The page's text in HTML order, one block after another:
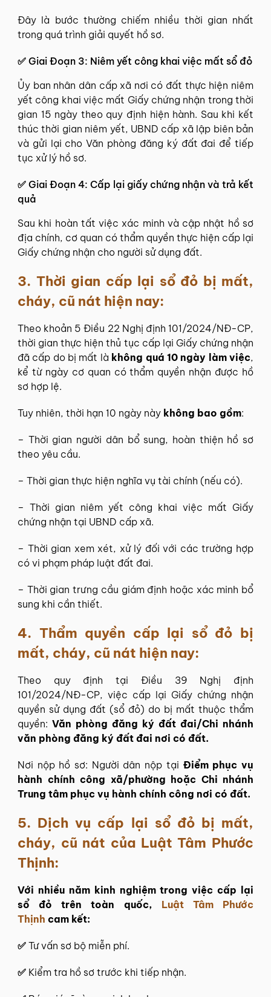
Đây là bước thường chiếm nhiều thời gian nhất
trong quá trình giải quyết hồ sơ.
✅ Giai Đoạn 3: Niêm yết công khai việc mất sổ đỏ
Ủy ban nhân dân cấp xã nơi có đất thực hiện niêm
yết công khai việc mất Giấy chứng nhận trong thời
gian 15 ngày theo quy định hiện hành. Sau khi kết
thúc thời gian niêm yết, UBND cấp xã lập biên bản
và gửi lại cho Văn phòng đăng ký đất đai để tiếp
tục xử lý hồ sơ.
✅ Giai Đoạn 4: Cấp lại giấy chứng nhận và trả kết
quả
Sau khi hoàn tất việc xác minh và cập nhật hồ sơ
địa chính, cơ quan có thẩm quyền thực hiện cấp lại
Giấy chứng nhận cho người sử dụng đất.
3. Thời gian cấp lại sổ đỏ bị mất,
cháy, cũ nát hiện nay:
Theo khoản 5 Điều 22 Nghị định 101/2024/NĐ-CP,
thời gian thực hiện thủ tục cấp lại Giấy chứng nhận
đã cấp do bị mất là không quá 10 ngày làm việc,
kể từ ngày cơ quan có thẩm quyền nhận được hồ
sơ hợp lệ.
Tuy nhiên, thời hạn 10 ngày này không bao gồm:
– Thời gian người dân bổ sung, hoàn thiện hồ sơ
theo yêu cầu.
– Thời gian thực hiện nghĩa vụ tài chính (nếu có).
– Thời gian niêm yết công khai việc mất Giấy
chứng nhận tại UBND cấp xã.
– Thời gian xem xét, xử lý đối với các trường hợp
có vi phạm pháp luật đất đai.
– Thời gian trưng cầu giám định hoặc xác minh bổ
sung khi cần thiết.
4. Thẩm quyền cấp lại sổ đỏ bị
mất, cháy, cũ nát hiện nay:
Theo quy định tại Điều 39 Nghị định
101/2024/NĐ-CP, việc cấp lại Giấy chứng nhận
quyền sử dụng đất (sổ đỏ) do bị mất thuộc thẩm
quyền: Văn phòng đăng ký đất đai/Chi nhánh
văn phòng đăng ký đất đai nơi có đất.
Nơi nộp hồ sơ: Người dân nộp tại Điểm phục vụ
hành chính công xã/phường hoặc Chi nhánh
Trung tâm phục vụ hành chính công nơi có đất.
5. Dịch vụ cấp lại sổ đỏ bị mất,
cháy, cũ nát của Luật Tâm Phước
Thịnh:
Với nhiều năm kinh nghiệm trong việc cấp lại
sổ đỏ trên toàn quốc, Luật Tâm Phước
Thịnh cam kết:
✅ Tư vấn sơ bộ miễn phí.
✅ Kiểm tra hồ sơ trước khi tiếp nhận.